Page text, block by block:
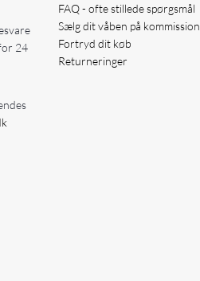
24
FAQ - ofte stillede spørgsmål
Sælg dit våben på kommission
Fortryd dit køb
Returneringer